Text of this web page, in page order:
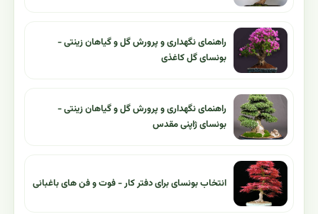
راهنمای نگهداری و پرورش گل و گیاهان زینتی -
بونسای گل کاغذی
راهنمای نگهداری و پرورش گل و گیاهان زینتی -
بونسای ژاپنی مقدس
انتخاب بونسای برای دفتر کار - فوت و فن های باغبانی